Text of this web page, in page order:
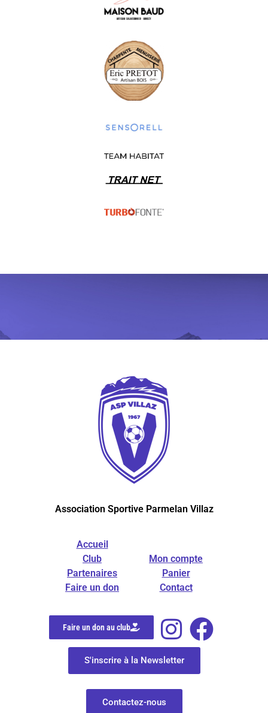
Association Sportive Parmelan Villaz
Accueil
Club
Partenaires
Faire un don
Mon compte
Panier
Contact
Faire un don au club
S'inscrire à la Newsletter
Contactez-nous